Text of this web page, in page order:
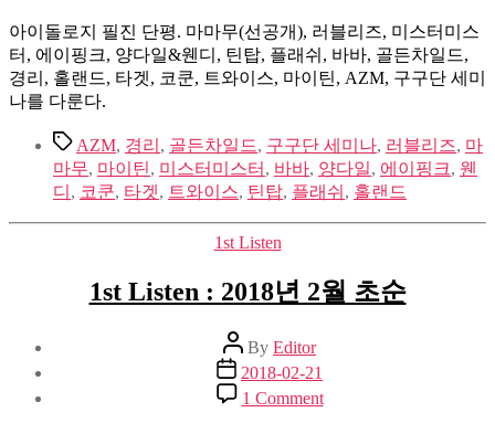
2018
년
7
월
순
아이돌로지 필진 단평. 마마무(선공개), 러블리즈, 미스터미스
터, 에이핑크, 양다일&웬디, 틴탑, 플래쉬, 바바, 골든차일드,
경리, 홀랜드, 타겟, 코쿤, 트와이스, 마이틴, AZM, 구구단 세미
나를 다룬다.
TagsAZM, 경리 , 골든차일드, 구구단 세미나, 러블리즈, 마
마무, 마이틴, 미스터미스터 , 바바, 양다일, 에이핑크, 웬
디 , 코쿤, 타겟, 트와이스, 틴탑, 플래쉬 , 홀랜드
Categories
1st Listen
1st Listen : 2018년 2월 초순
Post
author
By Editor
Post
date
2018-02-21
1 Commenton
1st